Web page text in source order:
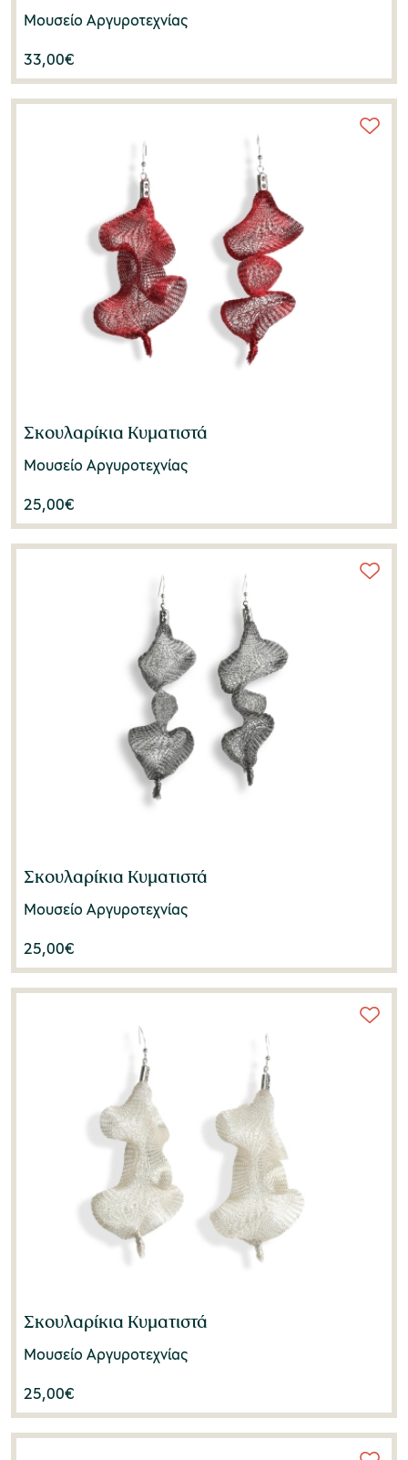
Μουσείο Αργυροτεχνίας
33,00€
Σκουλαρίκια Κυματιστά
Μουσείο Αργυροτεχνίας
25,00€
Σκουλαρίκια Κυματιστά
Μουσείο Αργυροτεχνίας
25,00€
Σκουλαρίκια Κυματιστά
Μουσείο Αργυροτεχνίας
25,00€